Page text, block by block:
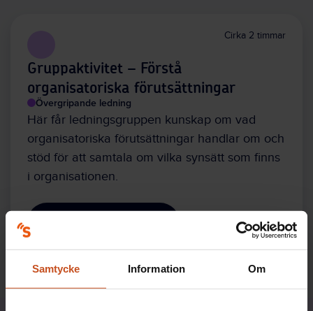
Samtycke Information Om
Cirka 2 timmar
Gruppaktivitet – Förstå
organisatoriska förutsättningar
Övergripande ledning
Här får ledningsgruppen kunskap om vad
organisatoriska förutsättningar handlar om och
stöd för att samtala om vilka synsätt som finns
i organisationen.